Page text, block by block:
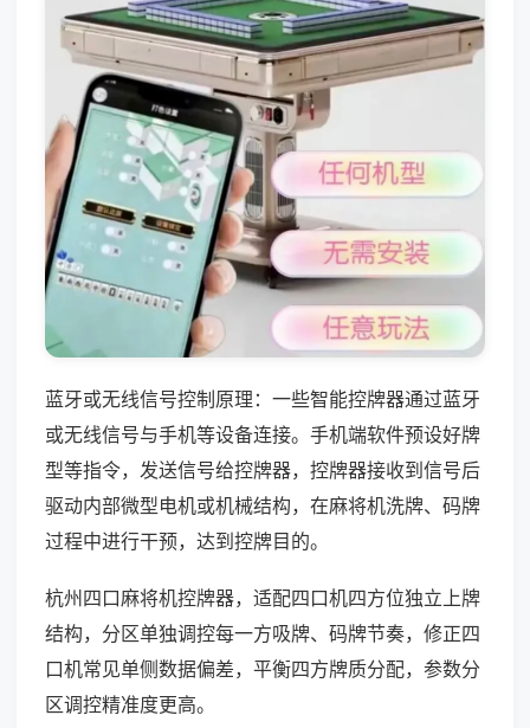
蓝牙或无线信号控制原理：一些智能控牌器通过蓝牙
或无线信号与手机等设备连接。手机端软件预设好牌
型等指令，发送信号给控牌器，控牌器接收到信号后
驱动内部微型电机或机械结构，在麻将机洗牌、码牌
过程中进行干预，达到控牌目的。
杭州四口麻将机控牌器，适配四口机四方位独立上牌
结构，分区单独调控每一方吸牌、码牌节奏，修正四
口机常见单侧数据偏差，平衡四方牌质分配，参数分
区调控精准度更高。